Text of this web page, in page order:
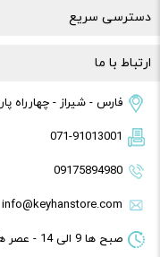
دسترسی سریع
درباره ما
راهنمای خرید
قوانین و مقررات
تماس با ما
ارتباط با ما
فارس - شیراز - چهارراه
صبح ها 9 الی 14 - عصر ها 15:30 الی 19